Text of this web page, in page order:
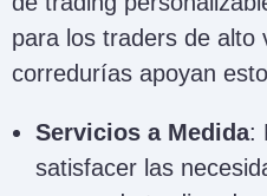
para los traders de alto
corredurías apoyan
Servicios a Medida:
satisfacer las